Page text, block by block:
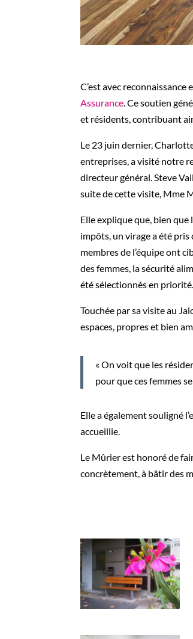
C’est avec
Assurance . Ce soutien
et résidents, contribuant
Le 23 juin dernier,
entreprises, a visité notre
directeur général. Steve
suite de cette visite, Mme
Elle explique que, bien
impôts, un virage a été
membres de l’équipe ont
des femmes, la sécurité
été sélectionnés en priorité.
Touchée par sa visite au
espaces, propres et bien
« On voit que les
pour que ces femmes
Elle a également souligné
accueillie.
Le Mûrier est honoré de
concrètement, à bâtir des